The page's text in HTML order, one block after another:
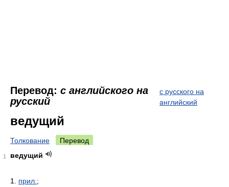
Перевод: с английского на
русский
с русского на
английский
ведущий
Толкование Перевод
1 ведущий
1. прил. ;